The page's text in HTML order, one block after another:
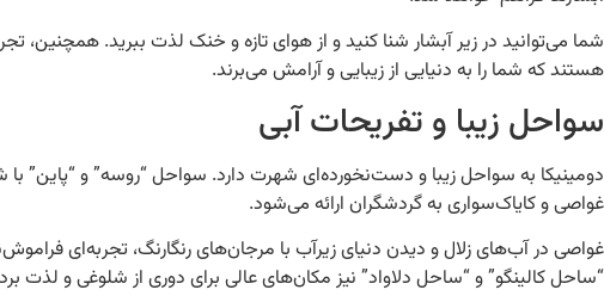
شما می‌توانید در زیر آبشار شنا کنید و از هوای تازه و خنک لذت ببرید. همچنین،
هستند که شما را به دنیایی از زیبایی و آرامش می‌برند.
سواحل زیبا و تفریحات آبی
غواصی و کایاک‌سواری به گردشگران ارائه می‌شود.
غواصی در آب‌های زلال و دیدن دنیای زیرآب با مرجان‌های رنگارنگ، تجربه‌ای
“ساحل کالینگو” و “ساحل دلاواد” نیز مکان‌های عالی برای دوری از شلوغی و لذت